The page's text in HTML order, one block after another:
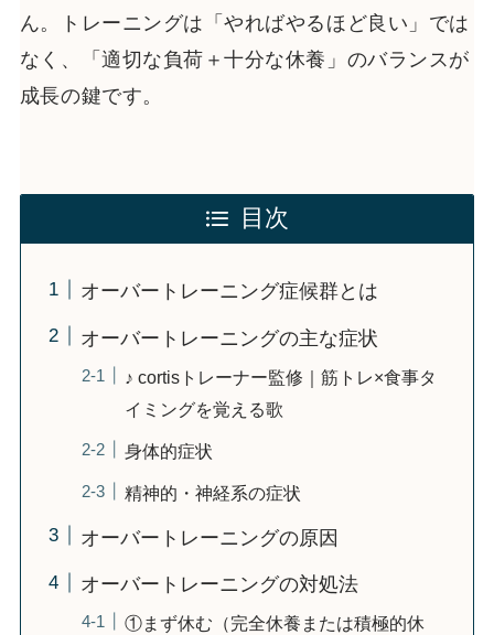
ん。トレーニングは「やればやるほど良い」では
なく、「適切な負荷＋十分な休養」のバランスが
成長の鍵です。
目次
オーバートレーニング症候群とは
オーバートレーニングの主な症状
♪ cortisトレーナー監修｜筋トレ×食事タ
イミングを覚える歌
身体的症状
精神的・神経系の症状
オーバートレーニングの原因
オーバートレーニングの対処法
①まず休む（完全休養または積極的休